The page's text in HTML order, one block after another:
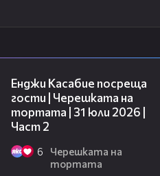
Енджи Касабие посреща
гости | Черешката на
тортата | 31 юли 2026 |
Част 2
6
Черешката на
тортата